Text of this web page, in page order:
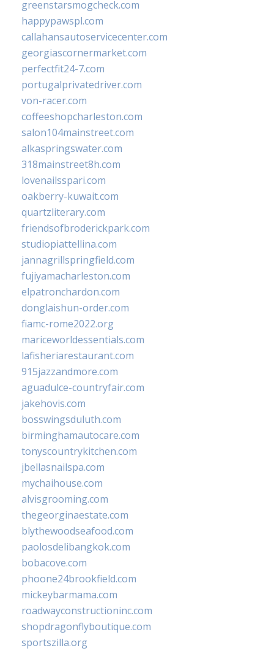
greenstarsmogcheck.com
happypawspl.com
callahansautoservicecenter.com
georgiascornermarket.com
perfectfit24-7.com
portugalprivatedriver.com
von-racer.com
coffeeshopcharleston.com
salon104mainstreet.com
alkaspringswater.com
318mainstreet8h.com
lovenailsspari.com
oakberry-kuwait.com
quartzliterary.com
friendsofbroderickpark.com
studiopiattellina.com
jannagrillspringfield.com
fujiyamacharleston.com
elpatronchardon.com
donglaishun-order.com
fiamc-rome2022.org
mariceworldessentials.com
lafisheriarestaurant.com
915jazzandmore.com
aguadulce-countryfair.com
jakehovis.com
bosswingsduluth.com
birminghamautocare.com
tonyscountrykitchen.com
jbellasnailspa.com
mychaihouse.com
alvisgrooming.com
thegeorginaestate.com
blythewoodseafood.com
paolosdelibangkok.com
bobacove.com
phoone24brookfield.com
mickeybarmama.com
roadwayconstructioninc.com
shopdragonflyboutique.com
sportszilla.org